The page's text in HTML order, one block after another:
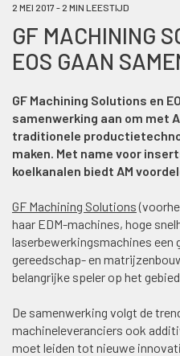
2 MEI 2017 - 2 MIN LEESTIJD
GF MACHINING
EOS GAAN
GF Machining Solutions en
samenwerking aan om met
traditionele
maken. Met name voor
koelkanalen biedt AM
GF Machining Solutions
haar EDM-machines, hoge
laserbewerkingsmachines een
gereedschap- en
belangrijke speler op het
De samenwerking volgt de
machineleveranciers ook
moet leiden tot nieuwe